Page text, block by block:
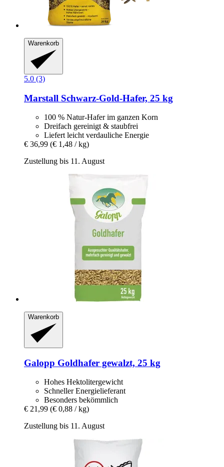
Warenkorb
5.0 (3)
Marstall Schwarz-​Gold-​Hafer, 25 kg
100 % Natur-Hafer im ganzen Korn
Dreifach gereinigt & staubfrei
Liefert leicht verdauliche Energie
€ 36,99 (€ 1,48 / kg)
Zustellung bis 11. August
Warenkorb
Galopp Goldhafer gewalzt, 25 kg
Hohes Hektolitergewicht
Schneller Energielieferant
Besonders bekömmlich
€ 21,99 (€ 0,88 / kg)
Zustellung bis 11. August